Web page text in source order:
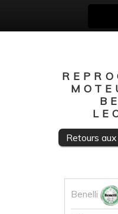
Retours
Benelli